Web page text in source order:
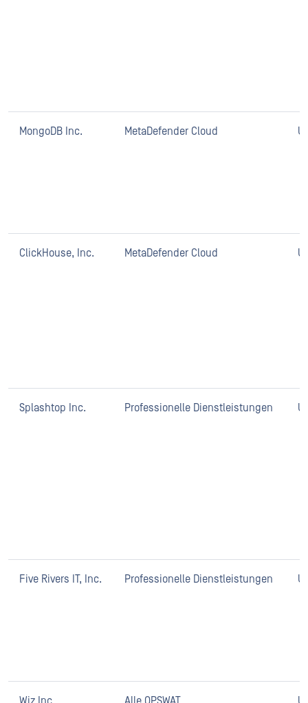
MongoDB Inc. MetaDefender Cloud
ClickHouse, Inc. MetaDefender Cloud
Splashtop Inc. Professionelle Dienstleistungen
Five Rivers IT, Inc. Professionelle Dienstleistungen